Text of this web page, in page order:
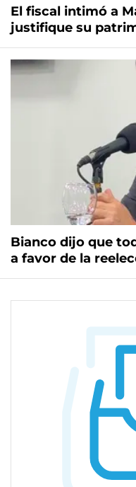
El fiscal intimó a
justifique su
Bianco dijo que
a favor de la